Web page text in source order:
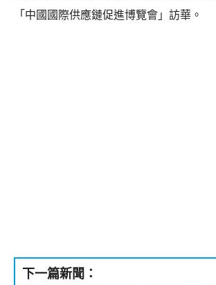
「中國國際供應鏈促進博覽會」訪華。
下一篇新聞：